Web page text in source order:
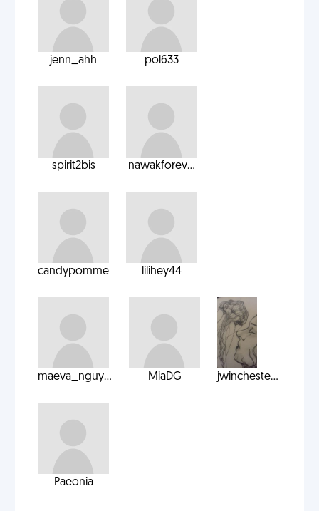
jenn_ahh pol633
spirit2bis nawakforev...
candypomme lilihey44
maeva_nguy... MiaDG jwincheste...
Paeonia